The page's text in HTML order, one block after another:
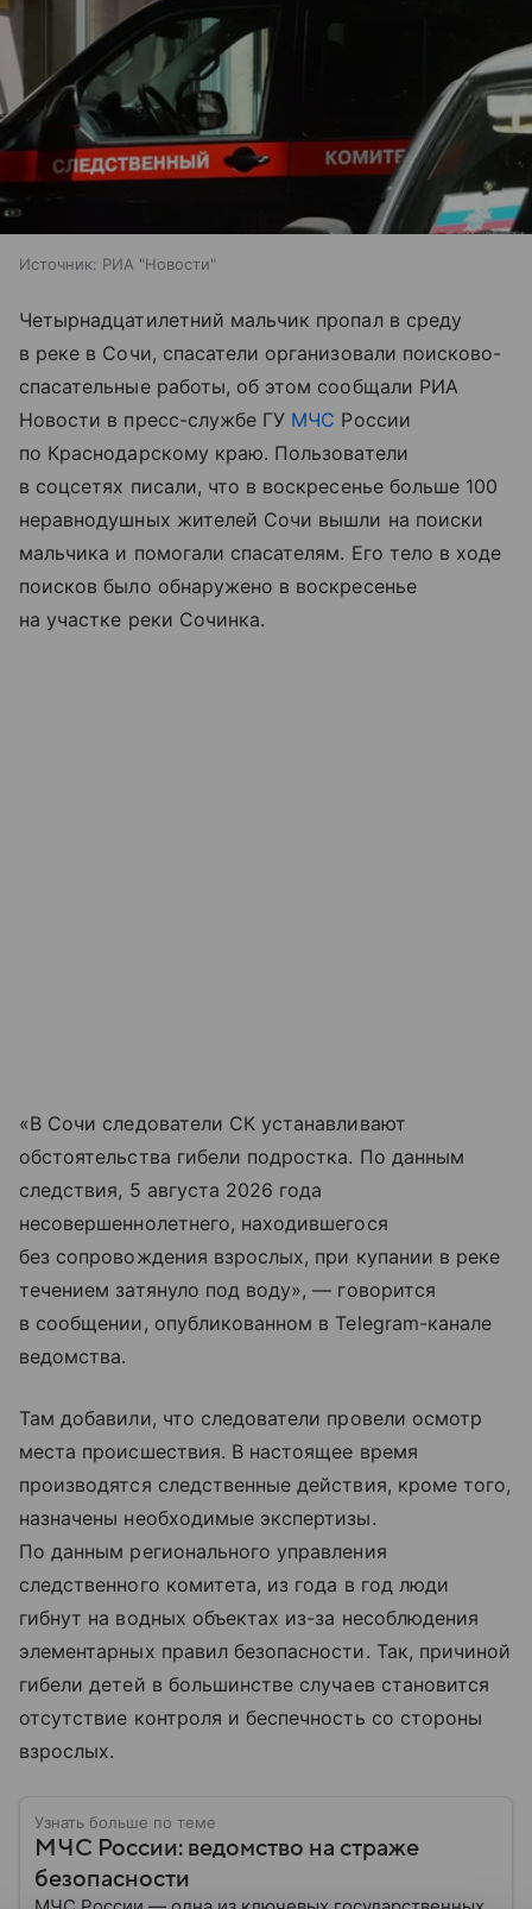
Источник: РИА "Новости"
Четырнадцатилетний мальчик пропал в среду
в реке в Сочи, спасатели организовали поисково-
спасательные работы, об этом сообщали РИА
Новости в пресс-службе ГУ МЧС России
по Краснодарскому краю. Пользователи
в соцсетях писали, что в воскресенье больше 100
неравнодушных жителей Сочи вышли на поиски
мальчика и помогали спасателям. Его тело в ходе
поисков было обнаружено в воскресенье
на участке реки Сочинка.
«В Сочи следователи СК устанавливают
обстоятельства гибели подростка. По данным
следствия, 5 августа 2026 года
несовершеннолетнего, находившегося
без сопровождения взрослых, при купании в реке
течением затянуло под воду», — говорится
в сообщении, опубликованном в Telegram-канале
ведомства.
Там добавили, что следователи провели осмотр
места происшествия. В настоящее время
производятся следственные действия, кроме того,
назначены необходимые экспертизы.
По данным регионального управления
следственного комитета, из года в год люди
гибнут на водных объектах из-за несоблюдения
элементарных правил безопасности. Так, причиной
гибели детей в большинстве случаев становится
отсутствие контроля и беспечность со стороны
взрослых.
Узнать больше по теме
МЧС России: ведомство на страже
безопасности